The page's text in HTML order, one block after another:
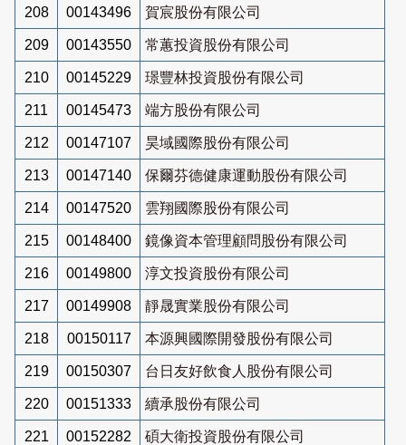
208 00143496 賀宸股份有限公司
209 00143550 常蕙投資股份有限公司
210 00145229 璟豐林投資股份有限公司
211 00145473 端方股份有限公司
212 00147107 昊域國際股份有限公司
213 00147140 保爾芬德健康運動股份有限公司
214 00147520 雲翔國際股份有限公司
215 00148400 鏡像資本管理顧問股份有限公司
216 00149800 淳文投資股份有限公司
217 00149908 靜晟實業股份有限公司
218 00150117 本源興國際開發股份有限公司
219 00150307 台日友好飲食人股份有限公司
220 00151333 續承股份有限公司
221 00152282 碩大衛投資股份有限公司